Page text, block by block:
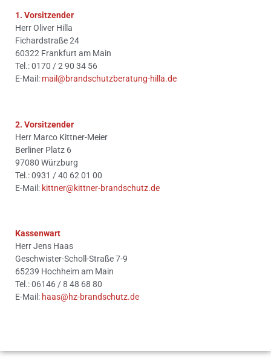
1. Vorsitzender
Herr Oliver Hilla
Fichardstraße 24
60322 Frankfurt am Main
Tel.: 0170 / 2 90 34 56
E-Mail: mail@brandschutzberatung-hilla.de
2. Vorsitzender
Herr Marco Kittner-Meier
Berliner Platz 6
97080 Würzburg
Tel.: 0931 / 40 62 01 00
E-Mail: kittner@kittner-brandschutz.de
Kassenwart
Herr Jens Haas
Geschwister-Scholl-Straße 7-9
65239 Hochheim am Main
Tel.: 06146 / 8 48 68 80
E-Mail: haas@hz-brandschutz.de